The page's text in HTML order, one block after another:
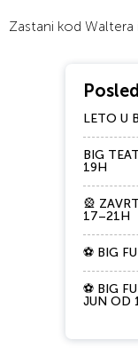
Zastani kod Waltera
LETO U
BIG
19H
🎡
17–21H
⚽ BIG
⚽ BIG
JUN OD